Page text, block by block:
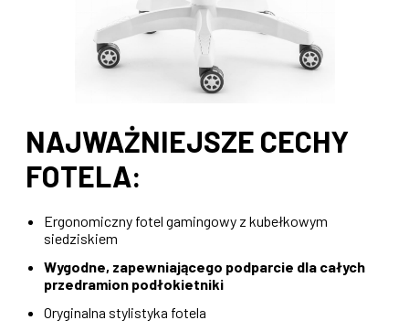
NAJWAŻNIEJSZE CECHY
FOTELA:
Ergonomiczny fotel gamingowy z kubełkowym
siedziskiem
Wygodne, zapewniającego podparcie dla całych
przedramion podłokietniki
Oryginalna stylistyka fotela